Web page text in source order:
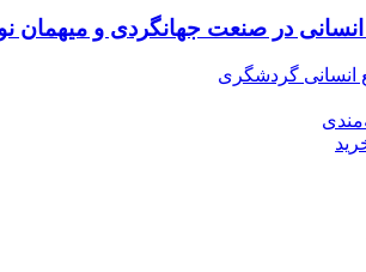
انسانی در صنعت جهانگردی و میهمان
انسانی گردشگری